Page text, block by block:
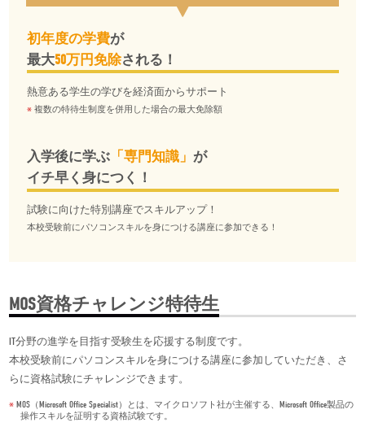
初年度の学費が
最大50万円免除される！
熱意ある学生の学びを経済面からサポート
複数の特待生制度を併用した場合の最大免除額
入学後に学ぶ「専門知識」 が
イチ早く身につく！
試験に向けた特別講座でスキルアップ！
本校受験前にパソコンスキルを身につける講座に参加できる！
MOS資格チャレンジ特待生
IT分野の進学を目指す受験生を応援する制度です。
本校受験前にパソコンスキルを身につける講座に参加していただき、さ
らに資格試験にチャレンジできます。
MOS（Microsoft Office Specialist）とは、マイクロソフト社が主催する、Microsoft Office製品の
操作スキルを証明する資格試験です。